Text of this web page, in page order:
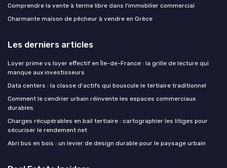
Comprendre la vente à terme libre dans l'immobilier commercial
Charmante maison de pêcheur à vendre en Grèce
Les derniers articles
Loyer prime vs loyer effectif en Île-de-France : la grille de lecture qui
manque aux investisseurs
Data centers : la classe d'actifs qui bouscule le tertiaire traditionnel
Comment le cendrier urbain réinvente les espaces commerciaux
durables
Charges récupérables en bail tertiaire : cartographier les litiges pour
sécuriser le rendement net
Abri bus en bois : un levier de design durable pour le paysage urbain